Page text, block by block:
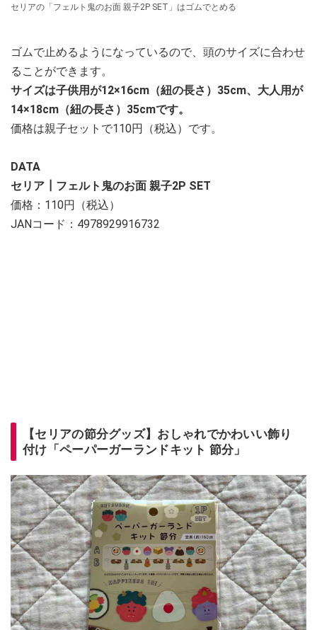
セリアの「フェルト鬼のお面 親子2P SET」はゴムでとめる
ゴムで止めるようになっているので、頭のサイズに合わせ
ることができます。
サイズは子供用が12×16cm（紐の長さ）35cm、大人用が
14×18cm（紐の長さ）35cmです。
価格は親子セットで110円（税込）です。
DATA
セリア┃フェルト鬼のお面 親子2P SET
価格：110円（税込）
JANコード：4978929916732
【セリアの節分グッズ】おしゃれでかわいい飾り
付け「ペーパーガーランドキット 節分」